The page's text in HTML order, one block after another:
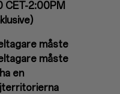
CET-2:00PM
måste
måste
en